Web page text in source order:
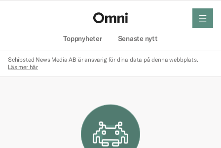
Toppnyheter Senaste nytt
meny
Schibsted News Media AB är ansvarig för dina data på denna webbplats.
Läs mer här